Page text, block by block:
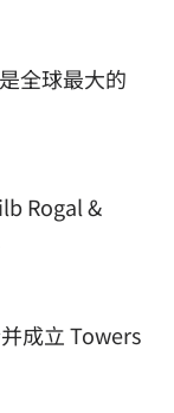
全球最大的
Rogal &
成立 Towers